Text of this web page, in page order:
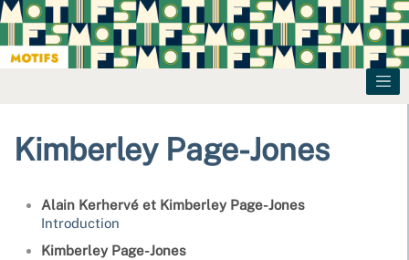
Kimberley Page-Jones
Alain Kerhervé et Kimberley Page-Jones
Introduction
Kimberley Page-Jones